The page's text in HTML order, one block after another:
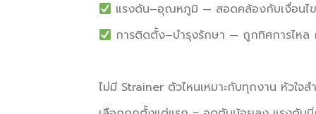
แรงดัน–อุณหภูมิ — สอดคล้องกับเงื่อนไข
การติดตั้ง–บำรุงรักษา — ถูกทิศการไหล
ไม่มี Strainer ตัวไหนเหมาะกับทุกงาน หัวใจ